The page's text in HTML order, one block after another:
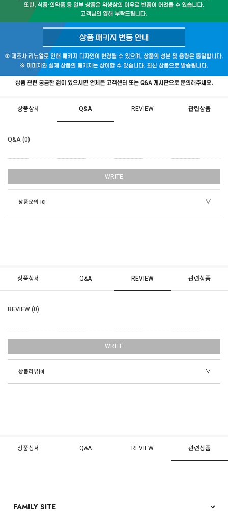
상품상세 Q&A REVIEW 관련상품
Q&A (0)
WRITE
상품문의 [0]
상품상세 Q&A REVIEW 관련상품
REVIEW (0)
WRITE
상품리뷰[0]
상품상세 Q&A REVIEW 관련상품